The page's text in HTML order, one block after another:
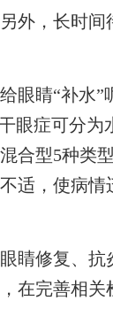
外，长时间
眼睛“补水”
眼症可分为
合型5种类
适，使病情
睛修复、抗
在完善相关